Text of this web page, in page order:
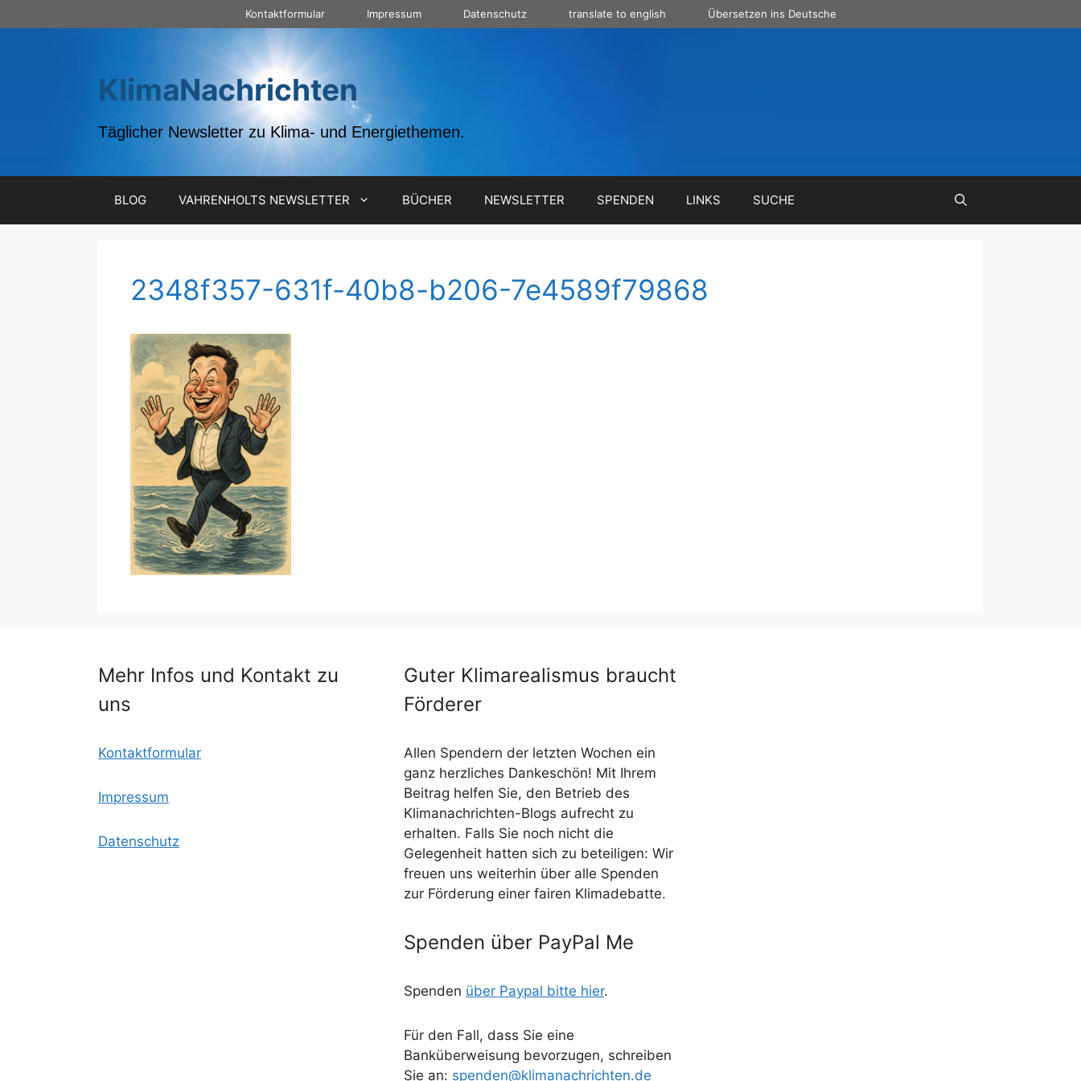
Inhalt
Kontaktformular Impressum Datenschutz translate to english Übersetzen ins Deutsche
KlimaNachrichten
Täglicher Newsletter zu Klima- und Energiethemen.
BLOG VAHRENHOLTS NEWSLETTER BÜCHER NEWSLETTER SPENDEN LINKS SUCHE
2348f357-631f-40b8-b206-7e4589f79868
Mehr Infos und Kontakt zu
uns
Kontaktformular
Impressum
Datenschutz
Guter Klimarealismus braucht
Förderer
Allen Spendern der letzten Wochen ein
ganz herzliches Dankeschön! Mit Ihrem
Beitrag helfen Sie, den Betrieb des
Klimanachrichten-Blogs aufrecht zu
erhalten. Falls Sie noch nicht die
Gelegenheit hatten sich zu beteiligen: Wir
freuen uns weiterhin über alle Spenden
zur Förderung einer fairen Klimadebatte.
Spenden über PayPal Me
Spenden über Paypal bitte hier.
Für den Fall, dass Sie eine
Banküberweisung bevorzugen, schreiben
Sie an: spenden@klimanachrichten.de